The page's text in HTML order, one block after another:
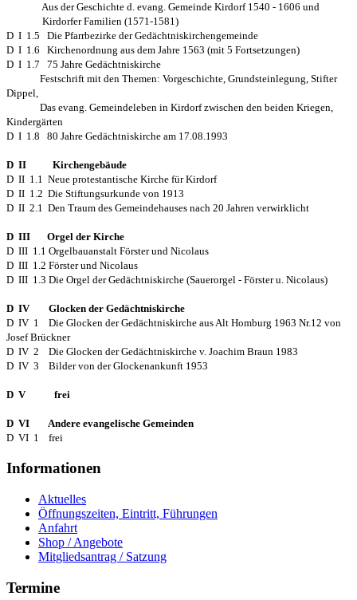
Aus der Geschichte d. evang. Gemeinde Kirdorf 1540 - 1606 und
Kirdorfer Familien (1571-1581)
D I 1.5 Die Pfarrbezirke der Gedächtniskirchengemeinde
D I 1.6 Kirchenordnung aus dem Jahre 1563 (mit 5 Fortsetzungen)
D I 1.7 75 Jahre Gedächtniskirche
Festschrift mit den Themen: Vorgeschichte, Grundsteinlegung, Stifter
Dippel,
Das evang. Gemeindeleben in Kirdorf zwischen den beiden Kriegen,
Kindergärten
D I 1.8 80 Jahre Gedächtniskirche am 17.08.1993
D II Kirchengebäude
D II 1.1 Neue protestantische Kirche für Kirdorf
D II 1.2 Die Stiftungsurkunde von 1913
D II 2.1 Den Traum des Gemeindehauses nach 20 Jahren verwirklicht
D III Orgel der Kirche
D III 1.1 Orgelbauanstalt Förster und Nicolaus
D III 1.2 Förster und Nicolaus
D III 1.3 Die Orgel der Gedächtniskirche (Sauerorgel - Förster u. Nicolaus)
D IV Glocken der Gedächtniskirche
D IV 1 Die Glocken der Gedächtniskirche aus Alt Homburg 1963 Nr.12 von
Josef Brückner
D IV 2 Die Glocken der Gedächtniskirche v. Joachim Braun 1983
D IV 3 Bilder von der Glockenankunft 1953
D V frei
D VI Andere evangelische Gemeinden
D VI 1 frei
Informationen
Aktuelles
Öffnungszeiten, Eintritt, Führungen
Anfahrt
Shop / Angebote
Mitgliedsantrag / Satzung
Termine